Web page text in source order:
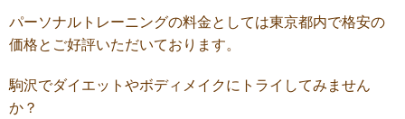
パーソナルトレーニングの料金としては東京都内で格安の
価格とご好評いただいております。
駒沢でダイエットやボディメイクにトライしてみません
か？